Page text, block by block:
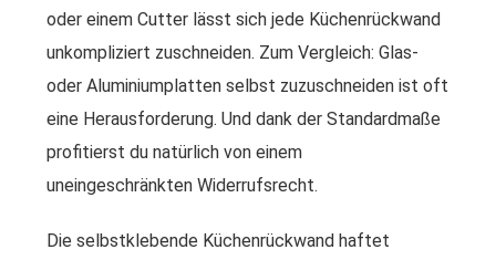
oder einem Cutter lässt sich jede Küchenrückwand
unkompliziert zuschneiden. Zum Vergleich: Glas-
oder Aluminiumplatten selbst zuzuschneiden ist oft
eine Herausforderung. Und dank der Standardmaße
profitierst du natürlich von einem
uneingeschränkten Widerrufsrecht.
Die selbstklebende Küchenrückwand haftet